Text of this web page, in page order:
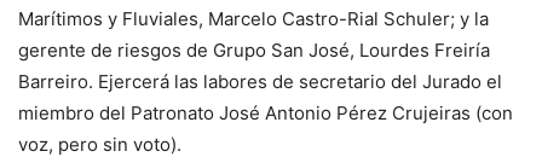
Marítimos y Fluviales, Marcelo Castro-Rial Schuler; y la
gerente de riesgos de Grupo San José, Lourdes Freiría
Barreiro. Ejercerá las labores de secretario del Jurado el
miembro del Patronato José Antonio Pérez Crujeiras (con
voz, pero sin voto).